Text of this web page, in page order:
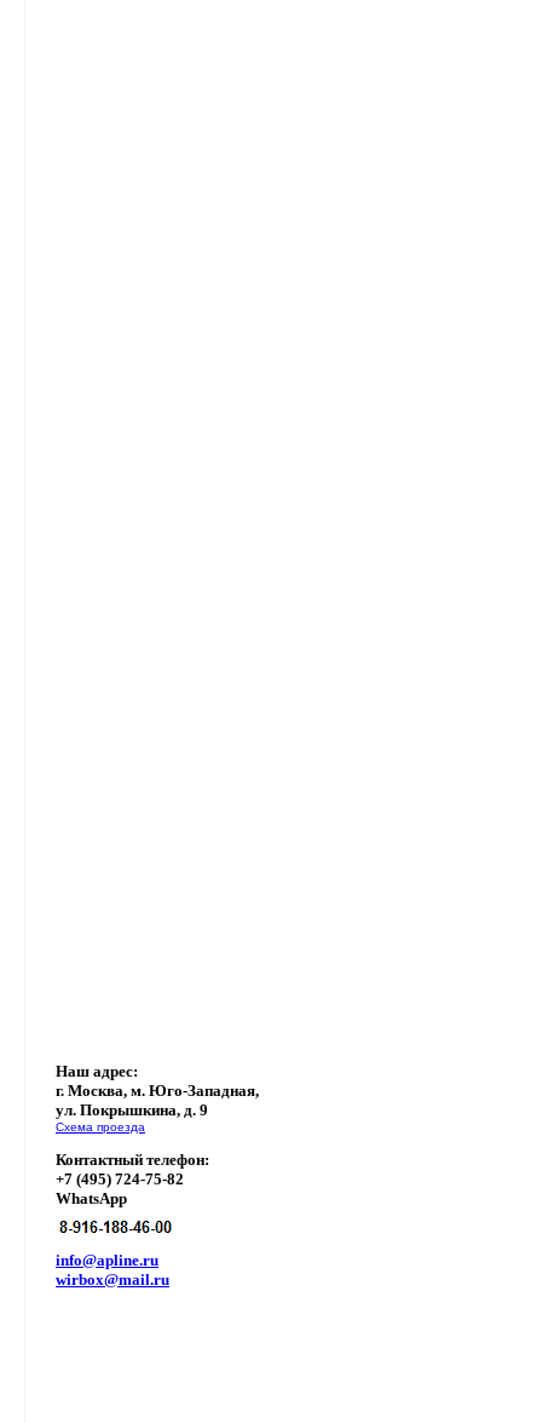
Наш адрес:
г. Москва, м. Юго-Западная,
ул. Покрышкина, д. 9
Схема проезда
Контактный телефон:
+7 (495) 724-75-82
WhatsApp
info@apline.ru
wirbox@mail.ru